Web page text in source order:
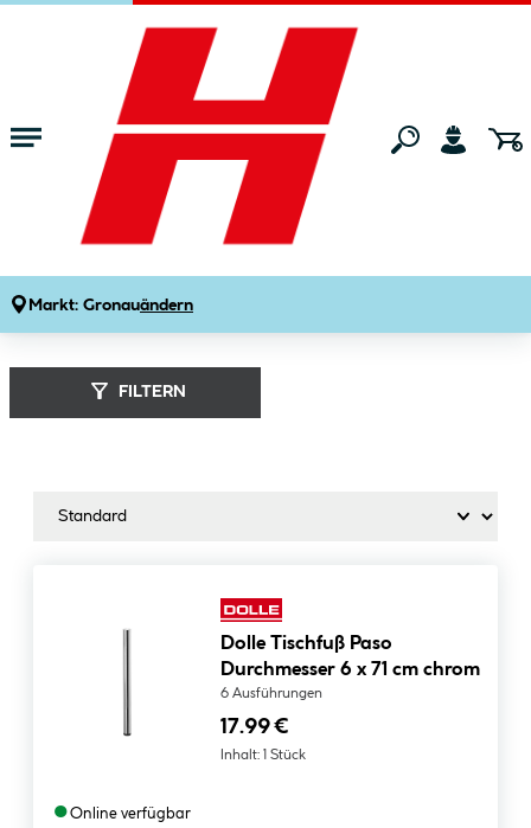
Zum Hauptinhalt springen
Markt: Gronauändern
Marken Dolle
Dolle (
FILTERN
Dolle Tischfuß Paso
Durchmesser 6 x 71 cm chrom
6 Ausführungen
17.99 €
Inhalt: 1 Stück
●Online verfügbar